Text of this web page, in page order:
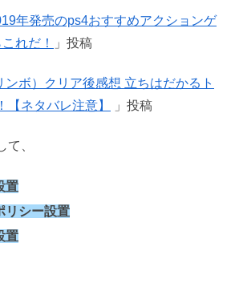
年発売のps4おすすめアクションゲ
れだ！
」投稿
ンボ）クリア後感想 立ちはだかるト
【ネタバレ注意】
」投稿
て、
置
リシー設置
置